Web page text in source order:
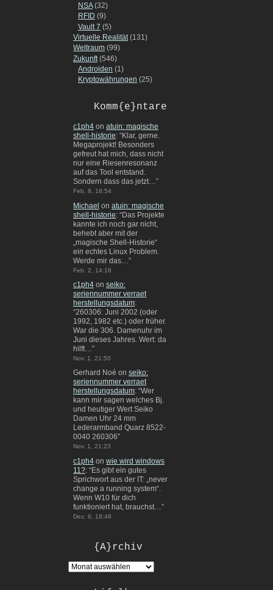
NSA(32)
RFID (9)
Vault 7 (5)
Virtuelle Realität(131)
Weltraum (99)
Zukunft (546)
Androiden (1)
Kryptowährungen (25)
Komm{e}ntare
c1ph4 on atuin: magische
shell-historie: “Klar, gerne.
Megaprojekt! Besonders
gefreut hat mich, dass nicht
nur eine Riesenresonanz
auf das Tool entstand.
Sondern dass das jetzt…”
Feb. 8, 18:54
Michael on atuin: magische
shell-historie: “Das Projekte
kannte ich noch gar nicht,
behebt aber mit der
„magische Shell-Historie“
ein echtes Linux Problem.
Werde mir das… ”
Feb. 2, 14:18
c1ph4 on seiko:
seriennummer verraet
herstellungsdatum:
“260306: Juni 2002 (oder
1992, 1982 etc.) oder früher.
War die 306. Damenuhr im
Juni dieses Jahres. Wert: da
hilft…”
Nov. 1, 21:50
Gerhard Noé on seiko:
seriennummer verraet
herstellungsdatum: “Wer
kann mir sagen welches Bj.
und heutiger Wert Seiko
Damen Uhr 24 mm
Lederarmband Quarz 8522-
0040 260306”
Nov. 1, 21:23
c1ph4 on wie wird windows
11?: “Es gibt ein gutes
Sprichwort aus der IT: „never
change a running system“.
Wenn W10 für dich
funktioniert hat, brauchst…”
Dez. 6, 18:48
{A}rchiv